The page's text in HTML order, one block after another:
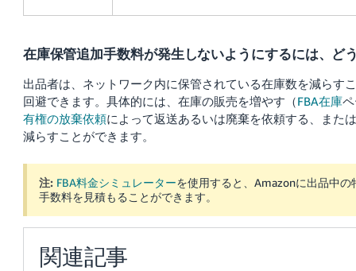
在庫保管追加手数料が発生しないようにするには、ど
出品者は、ネットワーク内に保管されている在庫数を減らす
回避できます。具体的には、在庫の販売を増やす（FBA在庫
有権の放棄依頼によって返送あるいは廃棄を依頼する、また
減らすことができます。
注: FBA料金シミュレーターを使用すると、Amazonに出品中
手数料を見積もることができます。
関連記事